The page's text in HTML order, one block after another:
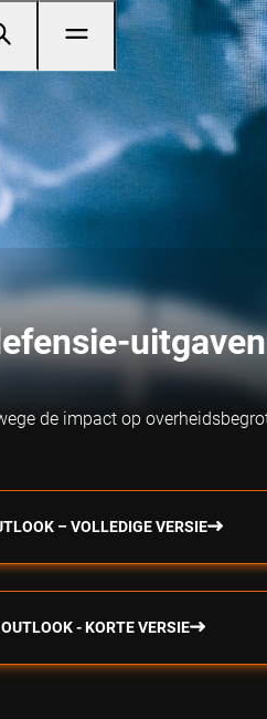
uitgaven
de impact op
– VOLLEDIGE VERSIE
OUTLOOK - KORTE VERSIE